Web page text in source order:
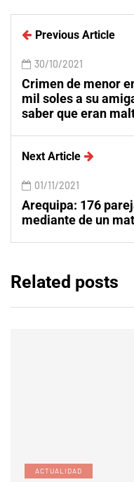
Previous Article
30/10/2021
Crimen de menor
mil soles a su
saber que eran
Next Article
01/11/2021
Arequipa: 176
mediante de un
Related posts
ACTUALIDAD